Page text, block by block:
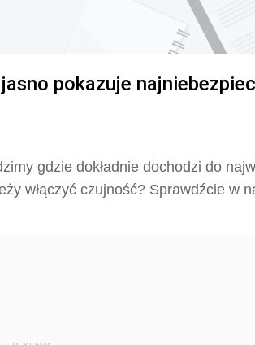
pokazuje
gdzie dokładnie dochodzi do
włączyć czujność? Sprawdźcie w